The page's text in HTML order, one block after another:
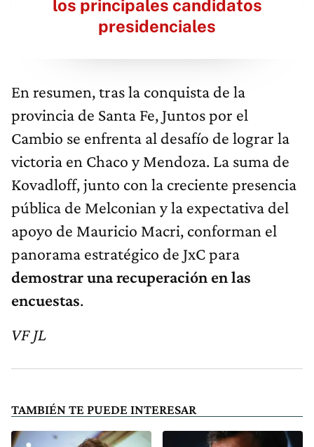
los principales candidatos
presidenciales
En resumen, tras la conquista de la
provincia de Santa Fe, Juntos por el
Cambio se enfrenta al desafío de lograr la
victoria en Chaco y Mendoza. La suma de
Kovadloff, junto con la creciente presencia
pública de Melconian y la expectativa del
apoyo de Mauricio Macri, conforman el
panorama estratégico de JxC para
demostrar una recuperación en las
encuestas.
VF JL
TAMBIÉN TE PUEDE INTERESAR